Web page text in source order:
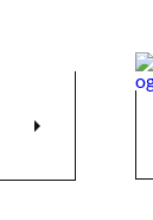
arrow_right